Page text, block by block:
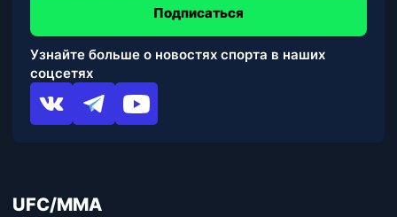
Подписаться
Узнайте больше о новостях спорта в наших
соцсетях
UFC/MMA